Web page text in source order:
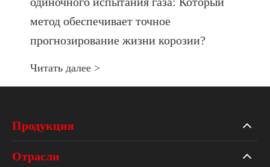
метод обеспечивает точное
прогнозирование жизни корозии?
Читать далее >
Продукция
Отрасли